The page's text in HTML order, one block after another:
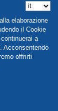
elaborazione
il Cookie
a
Acconsentendo
offrirti